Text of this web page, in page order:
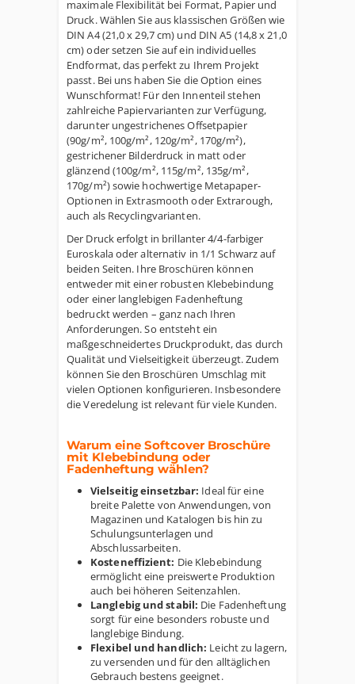
maximale Flexibilität bei Format, Papier und
Druck. Wählen Sie aus klassischen Größen wie
DIN A4 (21,0 x 29,7 cm) und DIN A5 (14,8 x 21,0
cm) oder setzen Sie auf ein individuelles
Endformat, das perfekt zu Ihrem Projekt
passt. Bei uns haben Sie die Option eines
Wunschformat! Für den Innenteil stehen
zahlreiche Papiervarianten zur Verfügung,
darunter ungestrichenes Offsetpapier
(90g/m², 100g/m², 120g/m², 170g/m²),
gestrichener Bilderdruck in matt oder
glänzend (100g/m², 115g/m², 135g/m²,
170g/m²) sowie hochwertige Metapaper-
Optionen in Extrasmooth oder Extrarough,
auch als Recyclingvarianten.
Der Druck erfolgt in brillanter 4/4-farbiger
Euroskala oder alternativ in 1/1 Schwarz auf
beiden Seiten. Ihre Broschüren können
entweder mit einer robusten Klebebindung
oder einer langlebigen Fadenheftung
bedruckt werden – ganz nach Ihren
Anforderungen. So entsteht ein
maßgeschneidertes Druckprodukt, das durch
Qualität und Vielseitigkeit überzeugt. Zudem
können Sie den Broschüren Umschlag mit
vielen Optionen konfigurieren. Insbesondere
die Veredelung ist relevant für viele Kunden.
Warum eine Softcover Broschüre
mit Klebebindung oder
Fadenheftung wählen?
Vielseitig einsetzbar: Ideal für eine
breite Palette von Anwendungen, von
Magazinen und Katalogen bis hin zu
Schulungsunterlagen und
Abschlussarbeiten.
Kosteneffizient: Die Klebebindung
ermöglicht eine preiswerte Produktion
auch bei höheren Seitenzahlen.
Langlebig und stabil: Die Fadenheftung
sorgt für eine besonders robuste und
langlebige Bindung.
Flexibel und handlich: Leicht zu lagern,
zu versenden und für den alltäglichen
Gebrauch bestens geeignet.